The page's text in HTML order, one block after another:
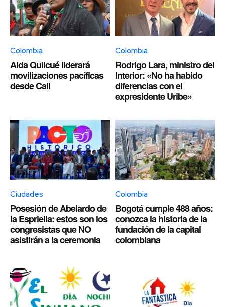
Colombia
Aida Quilcué liderará
movilizaciones pacíficas
desde Cali
Colombia
Rodrigo Lara, ministro del
Interior: «No ha habido
diferencias con el
expresidente Uribe»
Ciudades
Posesión de Abelardo de
la Espriella: estos son los
congresistas que NO
asistirán a la ceremonia
Colombia
Bogotá cumple 488 años:
conozca la historia de la
fundación de la capital
colombiana